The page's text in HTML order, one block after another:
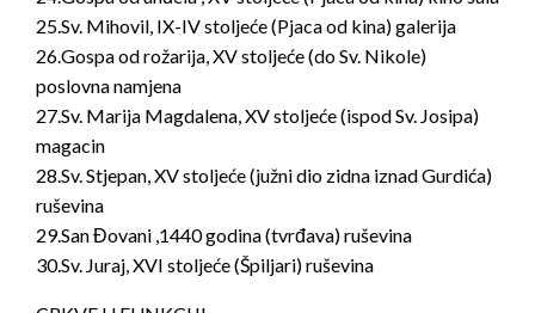
25.Sv. Mihovil, IX-IV stoljeće (Pjaca od kina) galerija
26.Gospa od rožarija, XV stoljeće (do Sv. Nikole)
poslovna namjena
27.Sv. Marija Magdalena, XV stoljeće (ispod Sv. Josipa)
magacin
28.Sv. Stjepan, XV stoljeće (južni dio zidna iznad Gurdića)
ruševina
29.San Đovani ,1440 godina (tvrđava) ruševina
30.Sv. Juraj, XVI stoljeće (Špiljari) ruševina